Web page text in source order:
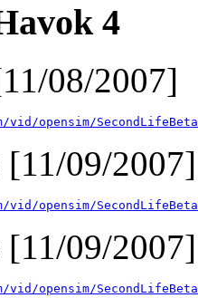
4
08/2007]
vid/opensim/
[11/09/2007]
vid/opensim/
[11/09/2007]
vid/opensim/